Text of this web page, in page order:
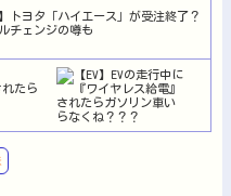
トヨタ「ハイエース」が受注終了？
チェンジの噂も
れたら